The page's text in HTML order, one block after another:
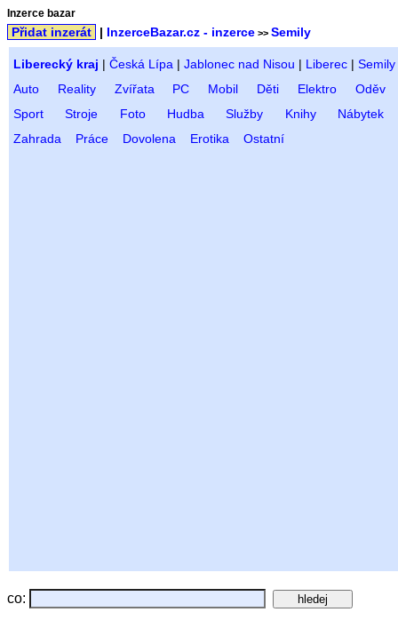
Inzerce bazar
Přidat inzerát | InzerceBazar.cz - inzerce >> Semily
Liberecký kraj | Česká Lípa | Jablonec nad Nisou | Liberec | Semily
Auto
Reality Zvířata PC Mobil Děti Elektro
Oděv
Sport
Stroje Foto Hudba Služby Knihy
Nábytek
Zahrada
Práce Dovolena Erotika Ostatní
co: